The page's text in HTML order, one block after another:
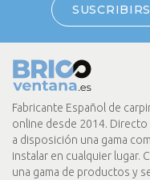
Fabricante Español de
online desde 2014.
a disposición una gama
instalar en cualquier lugar.
una gama de productos y